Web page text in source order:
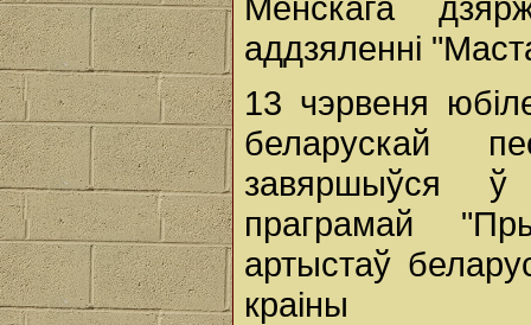
аддзяленні
13 чэрвеня
беларускай
завяршыўся ў
праграмай
артыстаў
краіны